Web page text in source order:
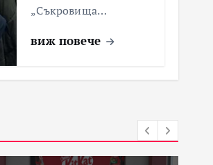
„Съкровища…
виж повече